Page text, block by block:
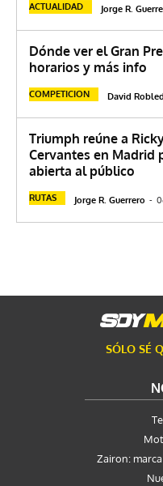
ACTUALIDAD Jorge R.
Dónde ver el Gran
horarios y más info
COMPETICION David
Triumph reúne a
Cervantes en Madrid
abierta al público
RUTAS Jorge R. Guerrero -
SÓLO SÉ
Zairon: